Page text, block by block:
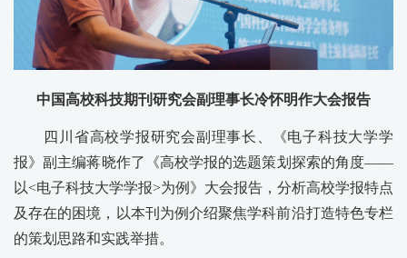
中国高校科技期刊研究会副理事长冷怀明作大会报告
四川省高校学报研究会副理事长、《电子科技大学学
报》副主编蒋晓作了《高校学报的选题策划探索的角度——
以<电子科技大学学报>为例》大会报告，分析高校学报特点
及存在的困境，以本刊为例介绍聚焦学科前沿打造特色专栏
的策划思路和实践举措。